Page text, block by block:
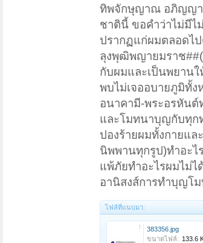
ทิพจักษุญาณ อภิญญา
ชาตินี้ ขอคำว่าไม่มีไ
ปรากฏแก่ผมตลอดไ
ลุงพุฒิพญายมราช
กับผมและเป็นพยาน
พบไม่เจออบายภูมิทั้
อนาคามี-พระอรหัน
และโมทนาบุญกับทุก
ปองร้ายผมทั้งกายแ
นิพพานทุกรูป)ทำอะไ
แพ้ภัยทำอะไรผมไม่
อานิสงส์การทำบุญโ
ไฟล์ที่แนบมา:
383356.jpg
ขนาดไฟล์: 133.6